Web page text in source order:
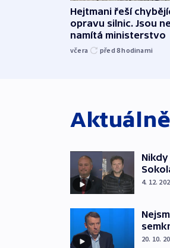
Hejtmani řeší
opravu silnic. Jsou
namítá ministerstvo
včera před 8hodinami
4. 12.
20. 10.